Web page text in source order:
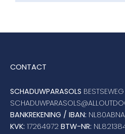
CONTACT
SCHADUWPARASOLS
BANKREKENING / IBAN:
KVK: 17264972 BTW-NR: